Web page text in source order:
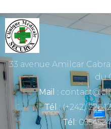
33 avenue Amilcar
du
Mail :
Tél : (+242)
Tél :